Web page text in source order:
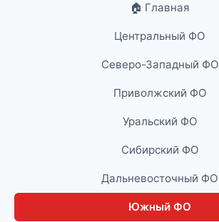
🏠 Главная
Центральный ФО
Северо-Западный ФО
Приволжский ФО
Уральский ФО
Сибирский ФО
Дальневосточный ФО
Южный ФО